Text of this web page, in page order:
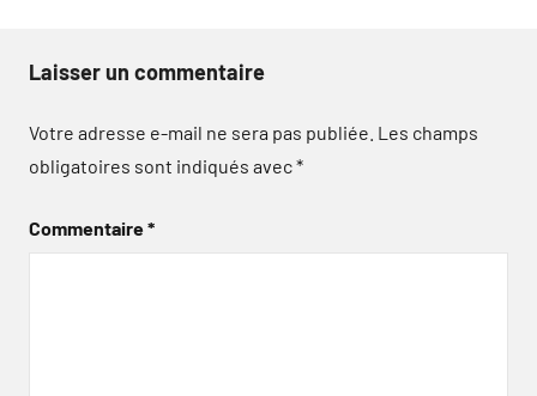
Laisser un commentaire
Votre adresse e-mail ne sera pas publiée. Les champs
obligatoires sont indiqués avec*
Commentaire*